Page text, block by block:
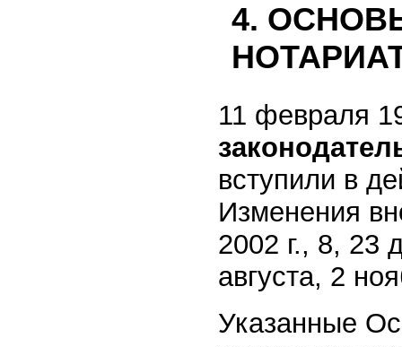
4.
11 февраля
вступили в
Изменения
2002 г., 8, 23
августа, 2
Указанные